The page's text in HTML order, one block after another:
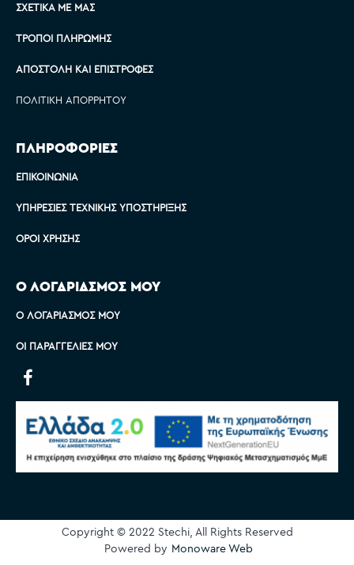
ΣΧΕΤΙΚΆ ΜΕ ΜΑΣ
ΤΡΌΠΟΙ ΠΛΗΡΩΜΉΣ
ΑΠΟΣΤΟΛΉ ΚΑΙ ΕΠΙΣΤΡΟΦΈΣ
ΠΟΛΙΤΙΚΉ ΑΠΟΡΡΉΤΟΥ
ΠΛΗΡΟΦΟΡΙΕΣ
ΕΠΙΚΟΙΝΩΝΊΑ
ΥΠΗΡΕΣΊΕΣ ΤΕΧΝΙΚΉΣ ΥΠΟΣΤΉΡΙΞΗΣ
ΌΡΟΙ ΧΡΉΣΗΣ
Ο ΛΟΓΑΡΙΑΣΜΟΣ ΜΟΥ
Ο ΛΟΓΑΡΙΑΣΜΌΣ ΜΟΥ
ΟΙ ΠΑΡΑΓΓΕΛΊΕΣ ΜΟΥ
Copyright © 2022 Stechi, All Rights Reserved
Powered by Monoware Web